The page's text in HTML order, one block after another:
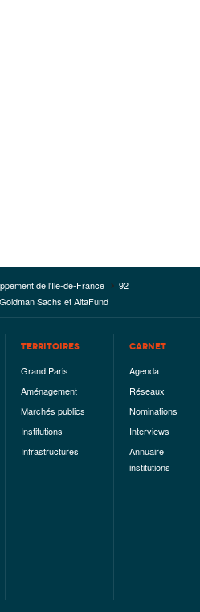
de l'Ile-de-France
92
Sachs et AltaFund
TERRITOIRES
Grand Paris
Aménagement
Marchés publics
Institutions
Infrastructures
CARNET
Agenda
Réseaux
Nominations
Interviews
Annuaire
institutions